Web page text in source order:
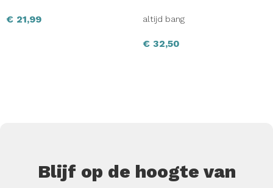
€ 21,99 altijd bang
€ 32,50
Blijf op de hoogte van